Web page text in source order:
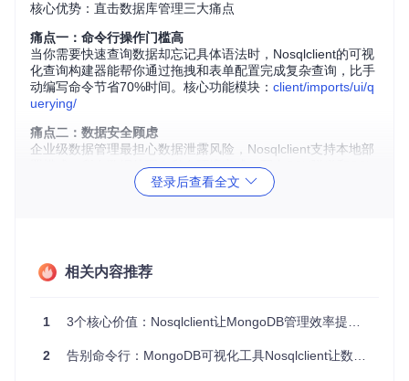
核心优势：直击数据库管理三大痛点
痛点一：命令行操作门槛高
当你需要快速查询数据却忘记具体语法时，Nosqlclient的可视
化查询构建器能帮你通过拖拽和表单配置完成复杂查询，比手
动编写命令节省70%时间。核心功能模块： client/imports/ui/q
uerying/
痛点二：数据安全顾虑
企业级数据管理最担心数据泄露风险，Nosqlclient支持本地部
署模式，所有数据处理在私有环境完成，配合SSH隧道和SSL
加密连接，打造银行级数据安全保障。核心功能模块：
imports/core/connection/
参数。Nosqlclient的连接管理功能支持连接信息加密存储和一
键共享，让团队协作效率提升40%。
据库连接，简化多环境管理流程
登录后查看全文
相关内容推荐
1 3个核心价值：Nosqlclient让MongoDB管理效率提升60%的开源工具
2 告别命令行：MongoDB可视化工具Nosqlclient让数据库管理效率提升300%